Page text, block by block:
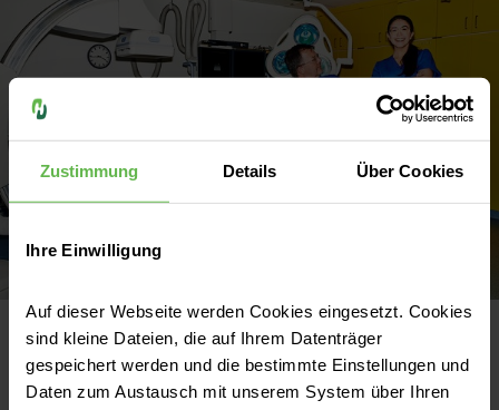
Zustimmung Details Über Cookies
Ihre Einwilligung
Auf dieser Webseite werden Cookies eingesetzt. Cookies
sind kleine Dateien, die auf Ihrem Datenträger
gespeichert werden und die bestimmte Einstellungen und
Daten zum Austausch mit unserem System über Ihren
Volle